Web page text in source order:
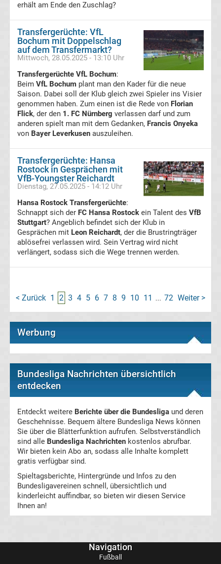
Boxen
News
DAZN
Programm
&
Infos
Eishockey
live
im
TV
International:
Ergebnisse
La
Liga
Tabelle
Premier
League
Erg.
erhält am Ende den Zuschlag?
Transfergerüchte: VfL
Bochum mit Doppelschlag
auf dem Transfermarkt?
Mittwoch, 28.05.2025 - 13:10 Uhr
Transfergerüchte VfL Bochum:
Beim VfL Bochum plant man den Kader für die neue
Saison. Dabei soll der Klub gleich zwei Spieler ins Visier
genommen haben. Zum einen ist die Rede von Florian
Flick, der den 1. FC Nürnberg verlassen darf und zum
anderen spielt man mit dem Gedanken, Francis Onyeka
von Bayer Leverkusen auszuleihen.
Transfergerüchte: Hansa
Rostock in Gesprächen mit
VfB-Youngster Reichardt
Dienstag, 27.05.2025 - 14:12 Uhr
Hansa Rostock Transfergerüchte:
Schnappt sich der FC Hansa Rostock ein Talent des VfB
Stuttgart? Angeblich befindet sich der Klub in
Gesprächen mit Leon Reichardt, der die Brustringträger
ablösefrei verlassen wird. Sein Vertrag wird nicht
verlängert, sodass sich die Wege trennen werden.
< Zurück 1 2 3 4 5 6 7 8 9 10 11 ... 72 Weiter >
Werbung
Bundesliga Nachrichten übersichtlich
entdecken
Entdeckt weitere Berichte über die Bundesliga und deren
Geschehnisse. Bequem ältere Bundesliga News können
Sie über die Blätterfunktion aufrufen. Selbstverständlich
sind alle Bundesliga Nachrichten kostenlos abrufbar.
Wir bieten kein Abo an, sodass alle Inhalte komplett
gratis verfügbar sind.
Spieltagsberichte, Hintergründe und Infos zu den
Bundesligavereinen schnell, übersichtlich und
kinderleicht auffindbar, so bieten wir diesen Service
Ihnen an!
Navigation
Fußball